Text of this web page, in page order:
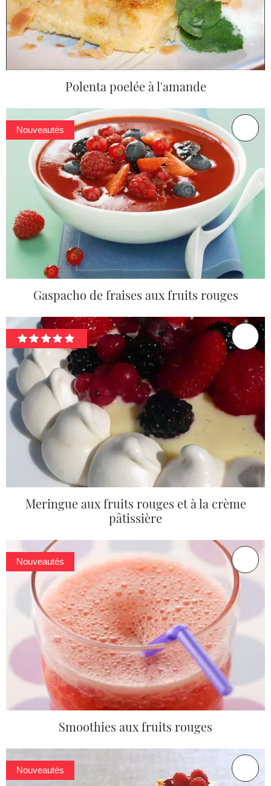
Polenta poelée à l'amande
Nouveautés
Gaspacho de fraises aux fruits rouges
Meringue aux fruits rouges et à la crème
pâtissière
Nouveautés
Smoothies aux fruits rouges
Nouveautés